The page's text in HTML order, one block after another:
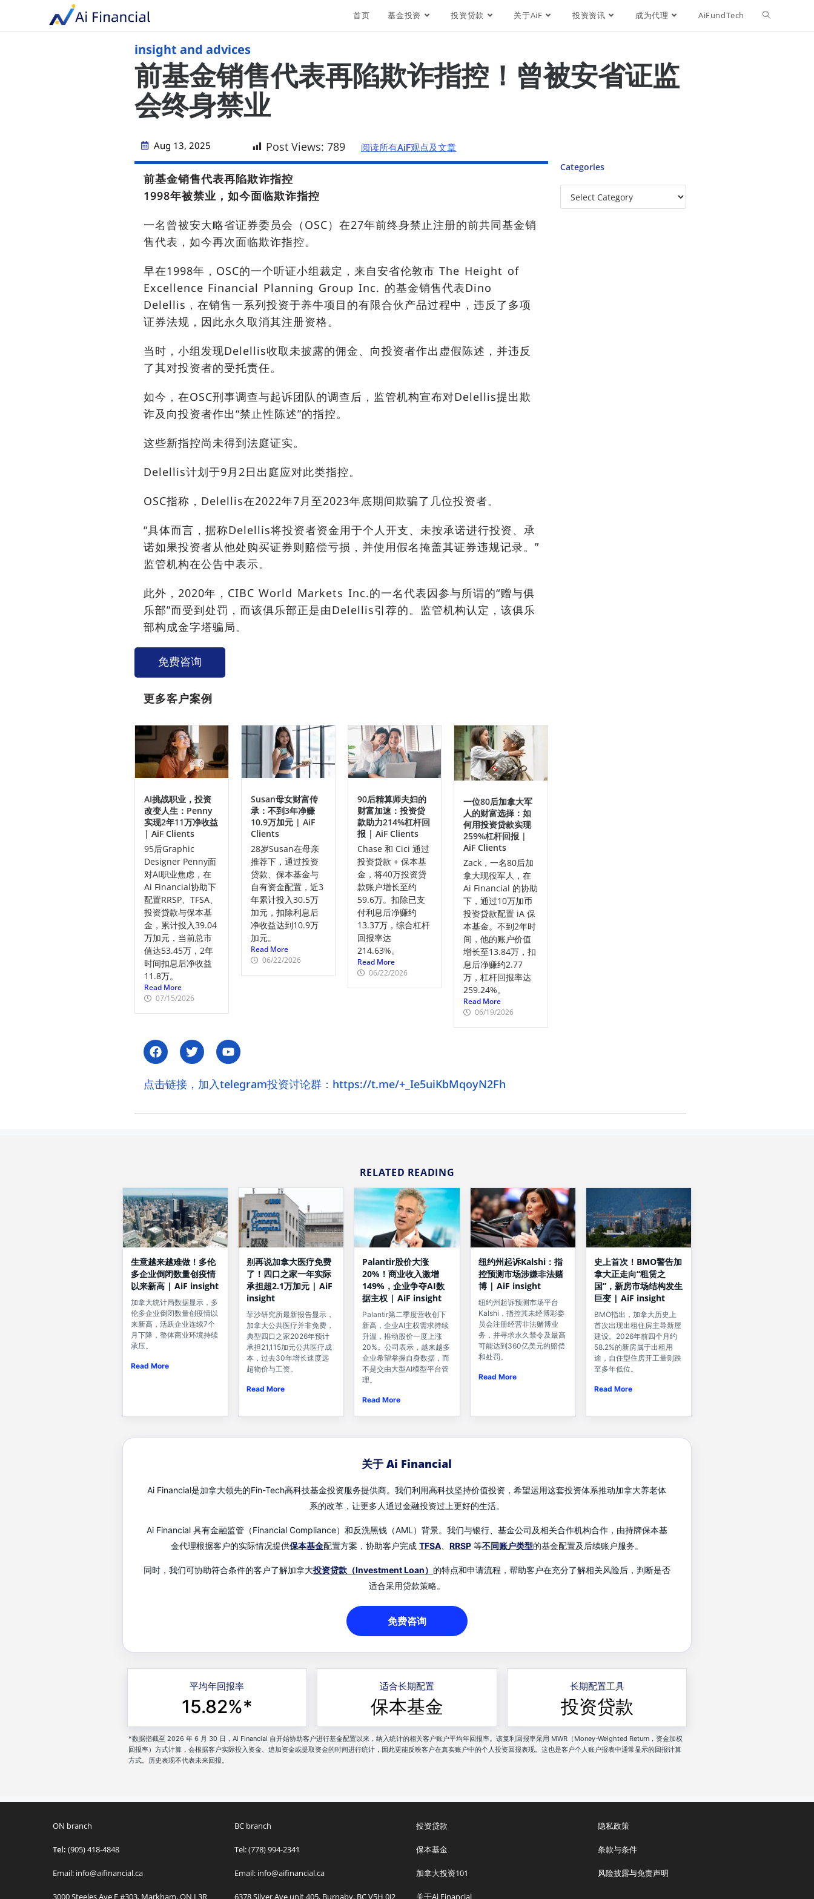
首页 基金投资 投资贷款 关于AiF 投资资讯 成为代理 AiFundTech
insight and advices
前基金销售代表再陷欺诈指控！曾被安省证监
会终身禁业
Aug 13, 2025 Post Views: 789 阅读所有AiF观点及文章
前基金销售代表再陷欺诈指控
1998年被禁业，如今面临欺诈指控
一名曾被安大略省证券委员会（OSC）在27年前终身禁止注册的前共同基金销
售代表，如今再次面临欺诈指控。
早在1998年，OSC的一个听证小组裁定，来自安省伦敦市 The Height of
Excellence Financial Planning Group Inc. 的基金销售代表Dino
Delellis，在销售一系列投资于养牛项目的有限合伙产品过程中，违反了多项
证券法规，因此永久取消其注册资格。
当时，小组发现Delellis收取未披露的佣金、向投资者作出虚假陈述，并违反
了其对投资者的受托责任。
如今，在OSC刑事调查与起诉团队的调查后，监管机构宣布对Delellis提出欺
诈及向投资者作出“禁止性陈述”的指控。
这些新指控尚未得到法庭证实。
Delellis计划于9月2日出庭应对此类指控。
OSC指称，Delellis在2022年7月至2023年底期间欺骗了几位投资者。
“具体而言，据称Delellis将投资者资金用于个人开支、未按承诺进行投资、承
诺如果投资者从他处购买证券则赔偿亏损，并使用假名掩盖其证券违规记录。”
监管机构在公告中表示。
此外，2020年，CIBC World Markets Inc.的一名代表因参与所谓的“赠与俱
乐部”而受到处罚，而该俱乐部正是由Delellis引荐的。监管机构认定，该俱乐
部构成金字塔骗局。
免费咨询
更多客户案例
AI挑战职业，投资
改变人生：Penny
实现2年11万净收益
| AiF Clients
95后Graphic
Designer Penny面
对AI职业焦虑，在
Ai Financial协助下
配置RRSP、TFSA、
投资贷款与保本基
金，累计投入39.04
万加元，当前总市
值达53.45万，2年
时间扣息后净收益
11.8万。
Read More
07/15/2026
Susan母女财富传
承：不到3年净赚
10.9万加元 | AiF
Clients
28岁Susan在母亲
推荐下，通过投资
贷款、保本基金与
自有资金配置，近3
年累计投入30.5万
加元，扣除利息后
净收益达到10.9万
加元。
Read More
06/22/2026
90后精算师夫妇的
财富加速：投资贷
款助力214%杠杆回
报 | AiF Clients
Chase 和 Cici 通过
投资贷款 + 保本基
金，将40万投资贷
款账户增长至约
59.6万。扣除已支
付利息后净赚约
13.37万，综合杠杆
回报率达
214.63%。
Read More
06/22/2026
一位80后加拿大军
人的财富选择：如
何用投资贷款实现
259%杠杆回报 |
AiF Clients
Zack，一名80后加
拿大现役军人，在
Ai Financial 的协助
下，通过10万加币
投资贷款配置 iA 保
本基金。不到2年时
间，他的账户价值
增长至13.84万，扣
息后净赚约2.77
万，杠杆回报率达
259.24%。
Read More
06/19/2026
点击链接，加入telegram投资讨论群：https://t.me/+_Ie5uiKbMqoyN2Fh
Categories
RELATED READING
生意越来越难做！多伦
多企业倒闭数量创疫情
以来新高 | AiF insight
加拿大统计局数据显示，多
伦多企业倒闭数量创疫情以
来新高，活跃企业连续7个
月下降，整体商业环境持续
承压。
Read More
别再说加拿大医疗免费
了！四口之家一年实际
承担超2.1万加元 | AiF
insight
菲沙研究所最新报告显示，
加拿大公共医疗并非免费，
典型四口之家2026年预计
承担21,115加元公共医疗成
本，过去30年增长速度远
超物价与工资。
Read More
Palantir股价大涨
20%！商业收入激增
149%，企业争夺AI数
据主权 | AiF insight
Palantir第二季度营收创下
新高，企业AI主权需求持续
升温，推动股价一度上涨
20%。公司表示，越来越多
企业希望掌握自身数据，而
不是交由大型AI模型平台管
理。
Read More
纽约州起诉Kalshi：指
控预测市场涉嫌非法赌
博 | AiF insight
纽约州起诉预测市场平台
Kalshi，指控其未经博彩委
员会注册经营非法赌博业
务，并寻求永久禁令及最高
可能达到360亿美元的赔偿
和处罚。
Read More
史上首次！BMO警告加
拿大正走向“租赁之
国”，新房市场结构发生
巨变 | AiF insight
BMO指出，加拿大历史上
首次出现出租住房主导新屋
建设。2026年前四个月约
58.2%的新房属于出租用
途，自住型住房开工量则跌
至多年低位。
Read More
关于 Ai Financial
Ai Financial是加拿大领先的Fin-Tech高科技基金投资服务提供商。我们利用高科技坚持价值投资，希望运用这套投资体系推动加拿大养老体
系的改革，让更多人通过金融投资过上更好的生活。
Ai Financial 具有金融监管（Financial Compliance）和反洗黑钱（AML）背景。我们与银行、基金公司及相关合作机构合作，由持牌保本基
金代理根据客户的实际情况提供保本基金配置方案，协助客户完成 TFSA、 RRSP等不同账户类型的基金配置及后续账户服务。
同时，我们可协助符合条件的客户了解加拿大投资贷款（Investment Loan） 的特点和申请流程，帮助客户在充分了解相关风险后，判断是否
适合采用贷款策略。
免费咨询
平均年回报率
15.82%*
适合长期配置
保本基金
长期配置工具
投资贷款
*数据指截至 2026 年 6 月 30 日，Ai Financial 自开始协助客户进行基金配置以来，纳入统计的相关客户账户平均年回报率。该复利回报率采用 MWR（Money-Weighted Return，资金加权
回报率）方式计算，会根据客户实际投入资金、追加资金或提取资金的时间进行统计，因此更能反映客户在真实账户中的个人投资回报表现。这也是客户个人账户报表中通常显示的回报计算
方式。历史表现不代表未来回报。
ON branch
Tel: (905) 418-4848
Email: info@aifinancial.ca
3000 Steeles Ave E #303, Markham, ON L3R
BC branch
Tel: (778) 994-2341
Email: info@aifinancial.ca
6378 Silver Ave unit 405, Burnaby, BC V5H 0J2
投资贷款
保本基金
加拿大投资101
关于Ai Financial
隐私政策
条款与条件
风险披露与免责声明